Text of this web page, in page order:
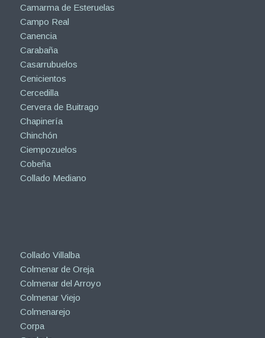
Camarma de Esteruelas
Campo Real
Canencia
Carabaña
Casarrubuelos
Cenicientos
Cercedilla
Cervera de Buitrago
Chapinería
Chinchón
Ciempozuelos
Cobeña
Collado Mediano
Collado Villalba
Colmenar de Oreja
Colmenar del Arroyo
Colmenar Viejo
Colmenarejo
Corpa